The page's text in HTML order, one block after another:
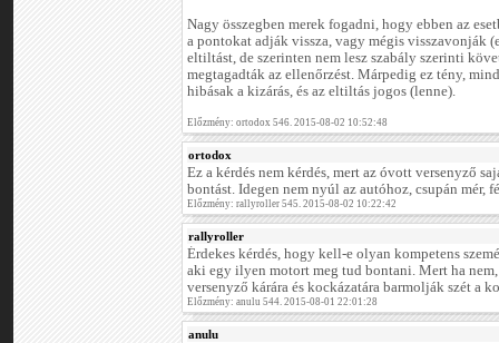
Nagy összegben merek fogadni, hogy ebben az
a pontokat adják vissza, vagy mégis visszavonják
eltiltást, de szerinten nem lesz szabály szerinti
megtagadták az ellenőrzést. Márpedig ez tény,
hibásak a kizárás, és az eltiltás jogos (lenne).
Előzmény: ortodox 546. 2015-08-02 10:52:48
ortodox
Ez a kérdés nem kérdés, mert az óvott versenyző
bontást. Idegen nem nyúl az autóhoz, csupán mér,
Előzmény: rallyroller 545. 2015-08-02 10:22:42
rallyroller
Érdekes kérdés, hogy kell-e olyan kompetens
aki egy ilyen motort meg tud bontani. Mert ha
versenyző kárára és kockázatára barmolják szét a
Előzmény: anulu 544. 2015-08-01 22:01:28
anulu